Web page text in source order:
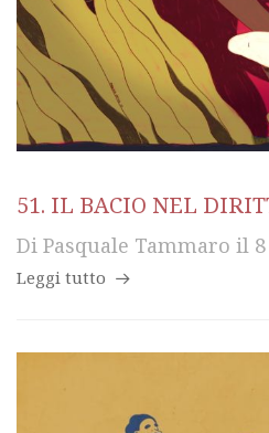
51. IL BACIO NEL
Di Pasquale Tammaro il
Leggi tutto